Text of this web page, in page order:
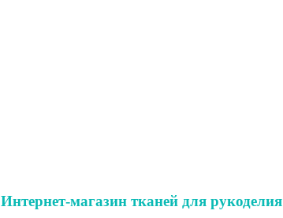
Интернет-магазин тканей для рукоделия